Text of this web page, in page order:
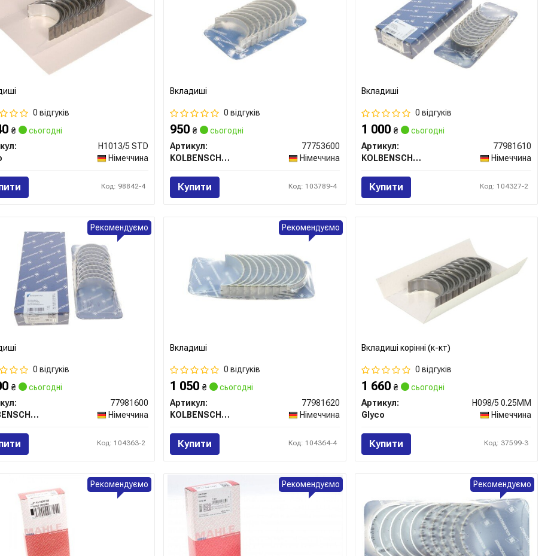
0 відгуків
₴
сьогодні
H1013/5 STD
Німеччина
Код: 98842-4
Вкладиші
0 відгуків
950₴
сьогодні
Артикул:
77753600
KOLBENSCHMIDT
Німеччина
Купити Код: 103789-4
Вкладиші
0 відгуків
1 000₴
сьогодні
Артикул:
77981610
KOLBENSCHMIDT
Німеччина
Купити Код: 104327-2
0 відгуків
₴
сьогодні
77981600
KOLBENSCHMIDT
Німеччина
Код: 104363-2
Рекомендуємо
Вкладиші
0 відгуків
1 050₴
сьогодні
Артикул:
77981620
KOLBENSCHMIDT
Німеччина
Купити Код: 104364-4
Рекомендуємо
Вкладиші корінні (к-кт)
0 відгуків
1 660₴
сьогодні
Артикул:
H098/5 0.25MM
Glyco
Німеччина
Купити Код: 37599-3
Рекомендуємо Рекомендуємо Рекомендуємо